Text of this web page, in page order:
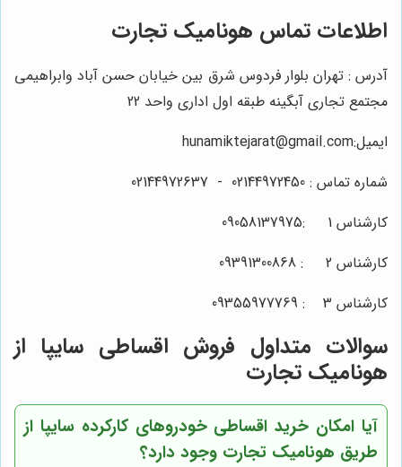
اطلاعات تماس هونامیک تجارت
آدرس : تهران بلوار فردوس شرق بین خیابان حسن آباد وابراهیمی
مجتمع تجاری آبگینه طبقه اول اداری واحد 22
ایمیل:hunamiktejarat@gmail.com
شماره تماس : 02144972450
-
02144972637
کارشناس 1 :09058137975
کارشناس 2 :
09391300868
کارشناس 3 :
09355977769
سوالات متداول فروش اقساطی سایپا از
هونامیک تجارت
آیا امکان خرید اقساطی خودروهای کارکرده سایپا از
طریق هونامیک تجارت وجود دارد؟